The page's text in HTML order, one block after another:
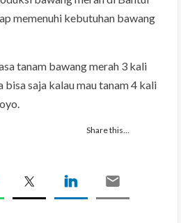
memenuhi kebutuhan bawang
tanam bawang merah 3 kali
bisa saja kalau mau tanam 4 kali
Share this…